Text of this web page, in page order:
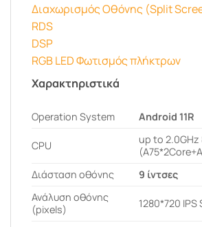
Διαχωρισμός Οθόνης (Split
RDS
DSP
RGB LED Φωτισμός πλήκτρων
Χαρακτηριστικά
Operation System Android 11R
CPU
up to 2.0GHz
Διάσταση οθόνης
9 ίντσες
Ανάλυση οθόνης
(pixels)
1280*720 IPS